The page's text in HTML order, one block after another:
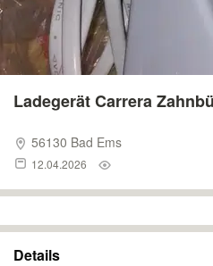
Ladegerät Carrera
56130 Bad Ems
12.04.2026
Details